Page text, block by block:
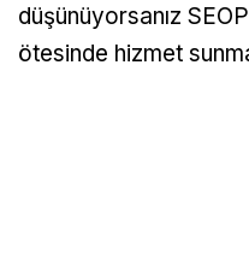
düşünüyorsanız
ötesinde hizmet